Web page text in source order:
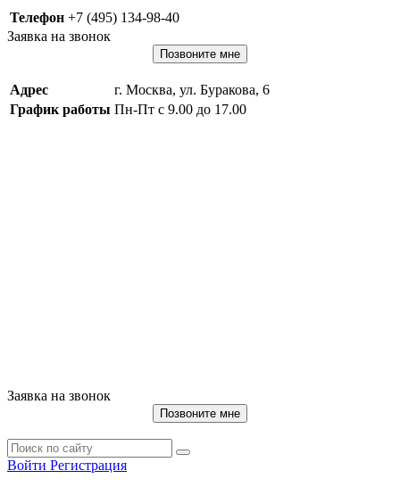
Телефон +7 (495) 134-98-40
Заявка на звонок
Позвоните мне
Адрес
г. Москва, ул. Буракова, 6
График работы Пн-Пт с 9.00 до 17.00
Заявка на звонок
Позвоните мне
Войти Регистрация